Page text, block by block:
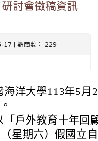
討會徵稿資訊
17 | 點閱數： 229
海洋大學113年5月
「戶外教育十年回
星期六）假國立